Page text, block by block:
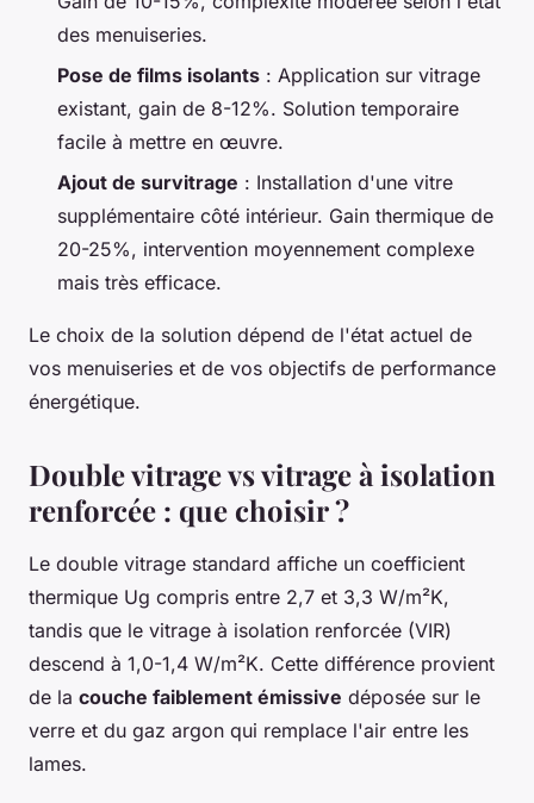
des menuiseries.
Pose de films isolants : Application sur vitrage
existant, gain de 8-12%. Solution temporaire
facile à mettre en œuvre.
Ajout de survitrage : Installation d'une vitre
supplémentaire côté intérieur. Gain thermique de
20-25%, intervention moyennement complexe
mais très efficace.
Le choix de la solution dépend de l'état actuel de
vos menuiseries et de vos objectifs de performance
énergétique.
Double vitrage vs vitrage à isolation
renforcée : que choisir ?
Le double vitrage standard affiche un coefficient
thermique Ug compris entre 2,7 et 3,3 W/m²K,
tandis que le vitrage à isolation renforcée (VIR)
descend à 1,0-1,4 W/m²K. Cette différence provient
de la couche faiblement émissive déposée sur le
verre et du gaz argon qui remplace l'air entre les
lames.